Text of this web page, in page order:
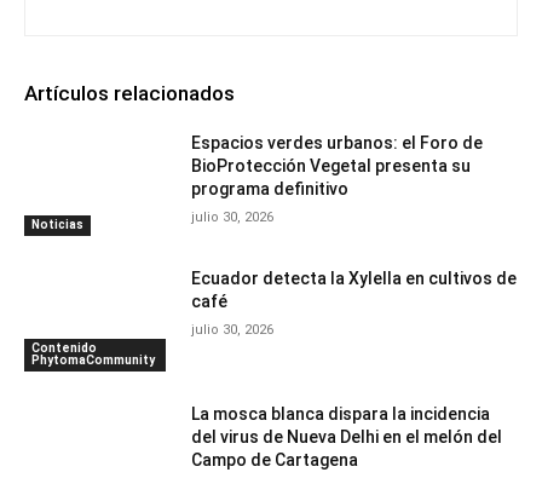
Artículos relacionados
Noticias
Espacios verdes urbanos: el Foro de
BioProtección Vegetal presenta su
programa definitivo
julio 30, 2026
Contenido
PhytomaCommunity
Ecuador detecta la Xylella en cultivos de
café
julio 30, 2026
La mosca blanca dispara la incidencia
del virus de Nueva Delhi en el melón del
Campo de Cartagena